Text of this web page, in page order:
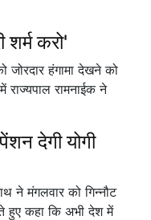
करो'
जोरदार हंगामा देखने को
रामनाईक ने
देगी योगी
ने मंगलवार को गिन्नौट
हुए कहा कि अभी देश में